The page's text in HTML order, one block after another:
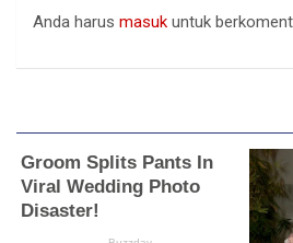
Anda harus masuk untuk